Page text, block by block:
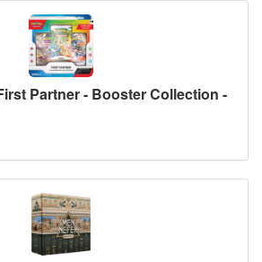
Partner - Booster Collection -